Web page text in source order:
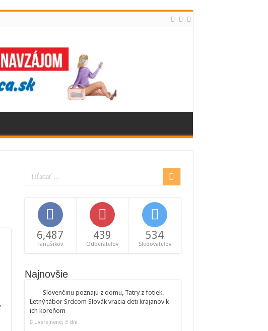
6,487
Fanúšikov
439
Odberateľov
534
Sledovateľov
Najnovšie
Slovenčinu poznajú z domu, Tatry z fotiek.
Letný tábor Srdcom Slovák vracia deti krajanov k
ich koreňom
Uverejnené: 3 dni